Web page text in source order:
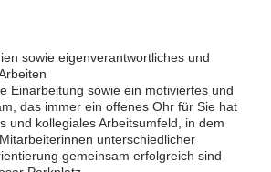
sowie eigenverantwortliches und
Einarbeitung sowie ein motiviertes und
das immer ein offenes Ohr für Sie hat
und kollegiales Arbeitsumfeld, in dem
unterschiedlicher
gemeinsam erfolgreich sind